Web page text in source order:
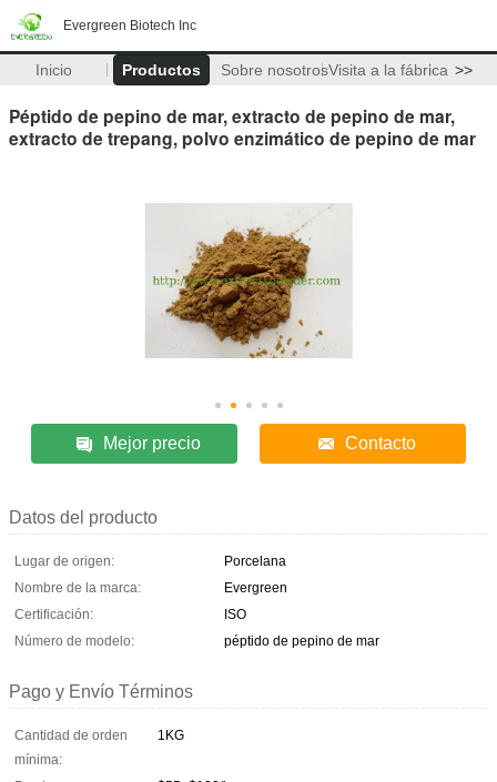
Evergreen Biotech Inc
Inicio Productos Sobre nosotrosVisita a la fábrica >>
Péptido de pepino de mar, extracto de pepino de mar,
extracto de trepang, polvo enzimático de pepino de mar
Mejor precio Contacto
Datos del producto
Lugar de origen:
Porcelana
Nombre de la marca:
Evergreen
Certificación:
ISO
Número de modelo:
péptido de pepino de mar
Pago y Envío Términos
Cantidad de orden
mínima:
1KG